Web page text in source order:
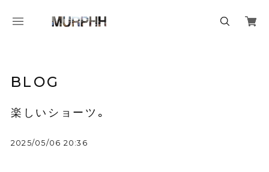
BLOG
楽しいショーツ。
2025/05/06 20:36